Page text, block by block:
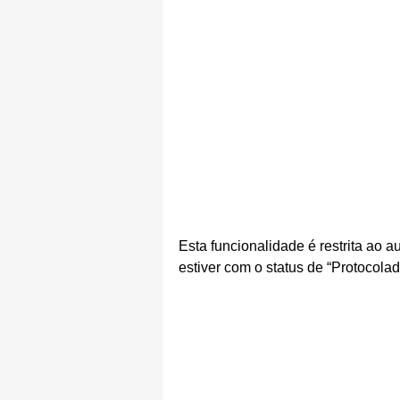
Esta funcionalidade é restrita ao
estiver com o status de